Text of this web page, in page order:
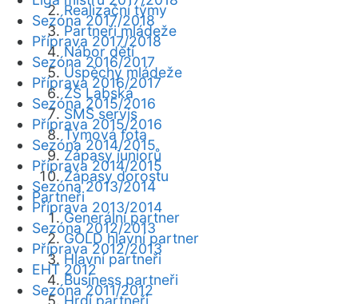
Realizační týmy
Partneři mládeže
Nábor dětí
Úspěchy mládeže
ZŠ Labská
SMS servis
Týmová fota
Zápasy juniorů
Zápasy dorostu
Partneři
Generální partner
GOLD hlavní partner
Hlavní partneři
Business partneři
Hrdí partneři
Sezóna 2017/2018
Příprava 2017/2018
Sezóna 2016/2017
Příprava 2016/2017
Sezóna 2015/2016
Příprava 2015/2016
Sezóna 2014/2015
Příprava 2014/2015
Sezóna 2013/2014
Příprava 2013/2014
Sezóna 2012/2013
Příprava 2012/2013
EHT 2012
Sezóna 2011/2012